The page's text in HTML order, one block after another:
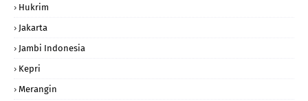
Hukrim
Jakarta
Jambi Indonesia
Kepri
Merangin